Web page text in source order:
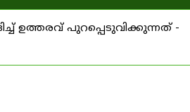
ഉത്തരവ് പുറപ്പെടുവിക്കുന്നത് -